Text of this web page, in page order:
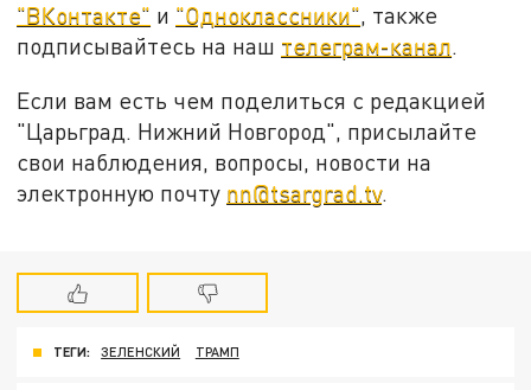
"ВКонтакте" и "Одноклассники", также
подписывайтесь на наш телеграм-канал.
Если вам есть чем поделиться с редакцией
"Царьград. Нижний Новгород", присылайте
свои наблюдения, вопросы, новости на
электронную почту nn@tsargrad.tv.
ТЕГИ: ЗЕЛЕНСКИЙ ТРАМП